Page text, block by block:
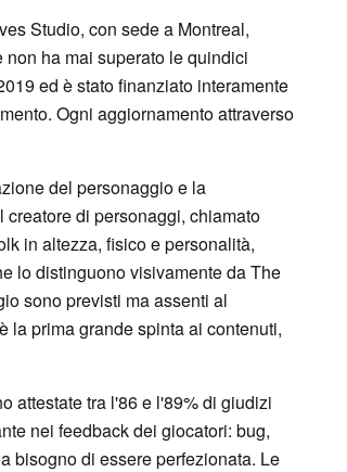
Studio, con sede a Montreal,
ha mai superato le quindici
ed è stato finanziato interamente
Ogni aggiornamento attraverso
del personaggio e la
creatore di personaggi, chiamato
in altezza, fisico e personalità,
lo distinguono visivamente da The
sono previsti ma assenti al
la prima grande spinta ai contenuti,
attestate tra l'86 e l'89% di giudizi
nei feedback dei giocatori: bug,
bisogno di essere perfezionata. Le